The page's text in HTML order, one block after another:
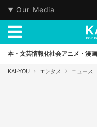
Our Media
本・文芸情報化社会アニメ・漫画
KAI-YOU エンタメ ニュース